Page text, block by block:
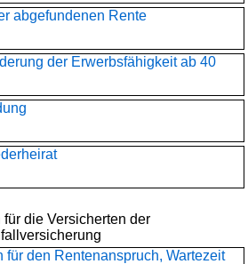
abgefundenen Rente
der Erwerbsfähigkeit ab 40
die Versicherten der
für den Rentenanspruch, Wartezeit